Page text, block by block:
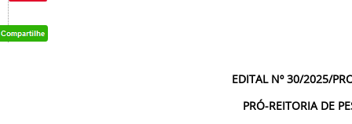
EDITAL Nº 30/2025/
PRÓ-REITORIA DE